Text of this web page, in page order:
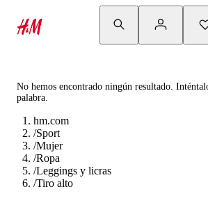
No hemos encontrado ningún resultado.
palabra.
hm.com
/Sport
/Mujer
/Ropa
/Leggings y licras
/Tiro alto